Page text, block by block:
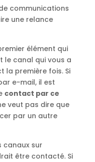
communications
une relance
élément qui
le canal qui vous a
la première fois. Si
e-mail, il est
contact par ce
veut pas dire que
par un autre
canaux sur
être contacté. Si